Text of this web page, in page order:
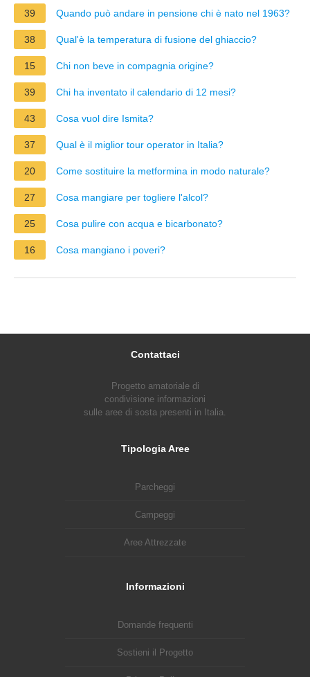
39 Quando può andare in pensione chi è nato nel 1963?
38 Qual'è la temperatura di fusione del ghiaccio?
15 Chi non beve in compagnia origine?
39 Chi ha inventato il calendario di 12 mesi?
43 Cosa vuol dire Ismita?
37 Qual è il miglior tour operator in Italia?
20 Come sostituire la metformina in modo naturale?
27 Cosa mangiare per togliere l'alcol?
25 Cosa pulire con acqua e bicarbonato?
16 Cosa mangiano i poveri?
Contattaci
Progetto amatoriale di
condivisione informazioni
sulle aree di sosta presenti in Italia.
Tipologia Aree
Parcheggi
Campeggi
Aree Attrezzate
Informazioni
Domande frequenti
Sostieni il Progetto